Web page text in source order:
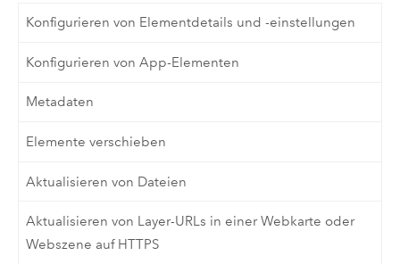
Konfigurieren von Elementdetails und -einstellungen
Konfigurieren von App-Elementen
Metadaten
Elemente verschieben
Aktualisieren von Dateien
Aktualisieren von Layer-URLs in einer Webkarte oder
Webszene auf HTTPS